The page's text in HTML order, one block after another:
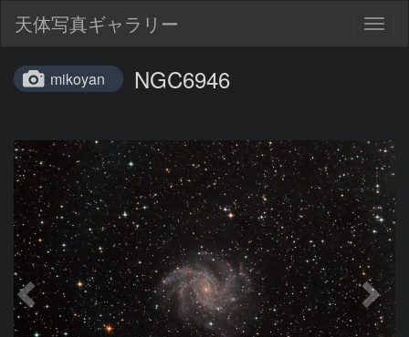
天体写真ギャラリー
mikoyan NGC6946